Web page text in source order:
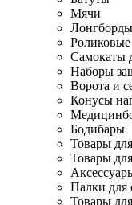
Мячи
Лонгборды
Роликовые
Самокаты
Наборы
Ворота и
Конусы
Бодибары
Товары
Товары
Палки для
Товары